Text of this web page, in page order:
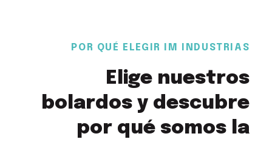
POR QUÉ ELEGIR IM INDUSTRIAS
Elige nuestros
bolardos y descubre
por qué somos la